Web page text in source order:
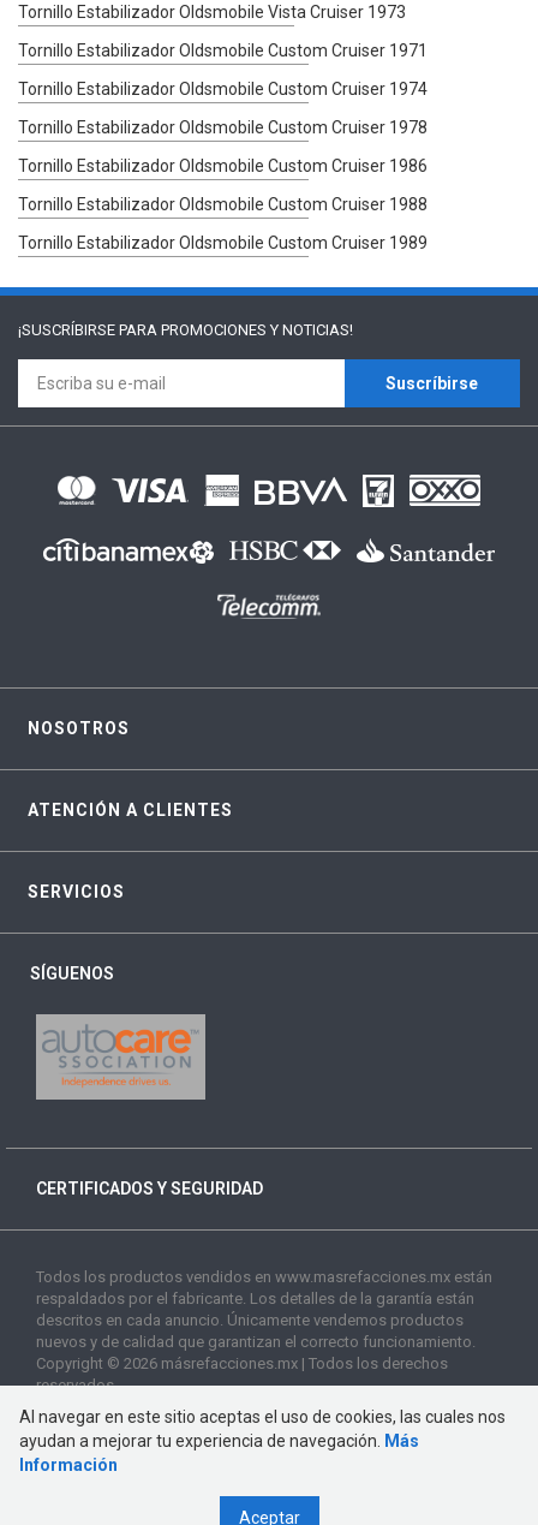
Tornillo Estabilizador Oldsmobile Vista Cruiser 1973
Tornillo Estabilizador Oldsmobile Custom Cruiser 1971
Tornillo Estabilizador Oldsmobile Custom Cruiser 1974
Tornillo Estabilizador Oldsmobile Custom Cruiser 1978
Tornillo Estabilizador Oldsmobile Custom Cruiser 1986
Tornillo Estabilizador Oldsmobile Custom Cruiser 1988
Tornillo Estabilizador Oldsmobile Custom Cruiser 1989
¡SUSCRÍBIRSE PARA PROMOCIONES Y NOTICIAS!
Suscríbirse
NOSOTROS
ATENCIÓN A CLIENTES
SERVICIOS
SÍGUENOS
CERTIFICADOS Y SEGURIDAD
Todos los productos vendidos en www.masrefacciones.mx están
respaldados por el fabricante. Los detalles de la garantía están
descritos en cada anuncio. Únicamente vendemos productos
nuevos y de calidad que garantizan el correcto funcionamiento.
Copyright © 2026 másrefacciones.mx | Todos los derechos
reservados
Al navegar en este sitio aceptas el uso de cookies, las cuales nos
ayudan a mejorar tu experiencia de navegación.
Más
Información
Aceptar